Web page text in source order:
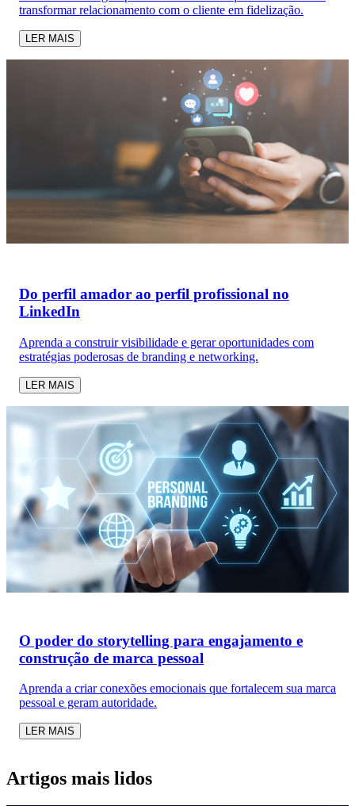
transformar relacionamento com o cliente em fidelização.
LER MAIS
Do perfil amador ao perfil profissional no
LinkedIn
Aprenda a construir visibilidade e gerar oportunidades com
estratégias poderosas de branding e networking.
LER MAIS
O poder do storytelling para engajamento e
construção de marca pessoal
Aprenda a criar conexões emocionais que fortalecem sua marca
pessoal e geram autoridade.
LER MAIS
Artigos mais lidos